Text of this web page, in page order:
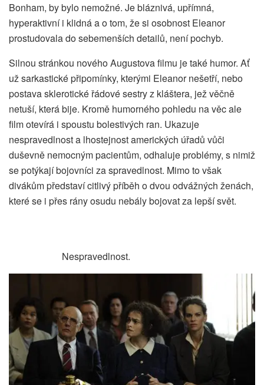
Bonham, by bylo nemožné. Je bláznivá, upřímná,
hyperaktivní i klidná a o tom, že si osobnost Eleanor
prostudovala do sebemenších detailů, není pochyb.
Silnou stránkou nového Augustova filmu je také humor. Ať
už sarkastické připomínky, kterými Eleanor nešetří, nebo
postava sklerotické řádové sestry z kláštera, jež věčně
netuší, která bije. Kromě humorného pohledu na věc ale
film otevírá i spoustu bolestivých ran. Ukazuje
nespravedlnost a lhostejnost amerických úřadů vůči
duševně nemocným pacientům, odhaluje problémy, s nimiž
se potýkají bojovníci za spravedlnost. Mimo to však
divákům představí citlivý příběh o dvou odvážných ženách,
které se i přes rány osudu nebály bojovat za lepší svět.
Nespravedlnost.